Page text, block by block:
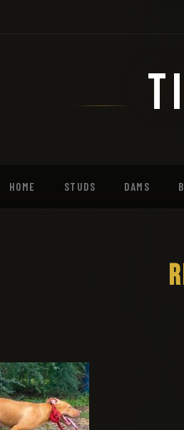
HOME STUDS DAMS